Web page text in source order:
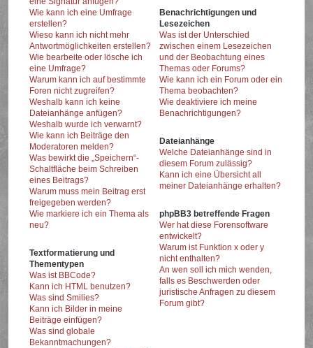
Wie kann ich eine Umfrage
erstellen?
Wieso kann ich nicht mehr
Antwortmöglichkeiten erstellen?
Wie bearbeite oder lösche ich
eine Umfrage?
Warum kann ich auf bestimmte
Foren nicht zugreifen?
Weshalb kann ich keine
Dateianhänge anfügen?
Weshalb wurde ich verwarnt?
Wie kann ich Beiträge den
Moderatoren melden?
Was bewirkt die „Speichern“-
Schaltfläche beim Schreiben
eines Beitrags?
Warum muss mein Beitrag erst
freigegeben werden?
Wie markiere ich ein Thema als
neu?
Textformatierung und
Thementypen
Was ist BBCode?
Kann ich HTML benutzen?
Was sind Smilies?
Kann ich Bilder in meine
Beiträge einfügen?
Was sind globale
Bekanntmachungen?
Benachrichtigungen und
Lesezeichen
Was ist der Unterschied
zwischen einem Lesezeichen
und der Beobachtung eines
Themas oder Forums?
Wie kann ich ein Forum oder ein
Thema beobachten?
Wie deaktiviere ich meine
Benachrichtigungen?
Dateianhänge
Welche Dateianhänge sind in
diesem Forum zulässig?
Kann ich eine Übersicht all
meiner Dateianhänge erhalten?
phpBB3 betreffende Fragen
Wer hat diese Forensoftware
entwickelt?
Warum ist Funktion x oder y
nicht enthalten?
An wen soll ich mich wenden,
falls es Beschwerden oder
juristische Anfragen zu diesem
Forum gibt?